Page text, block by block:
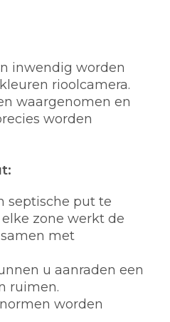
inwendig worden
rioolcamera.
waargenomen en
worden
septische put te
zone werkt de
met
u aanraden een
ruimen.
worden